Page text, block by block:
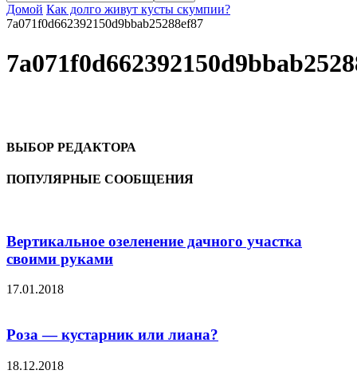
Домой Как долго живут кусты скумпии?
7a071f0d662392150d9bbab25288ef87
ВЫБОР РЕДАКТОРА
ПОПУЛЯРНЫЕ СООБЩЕНИЯ
Вертикальное озеленение дачного участка
своими руками
17.01.2018
Роза — кустарник или лиана?
18.12.2018